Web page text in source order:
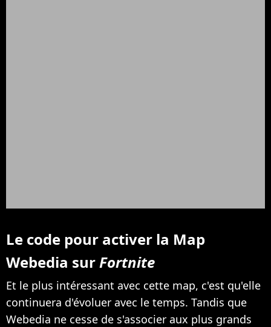
Le code pour activer la Map
Webedia surFortnite
Et le plus intéressant avec cette map, c'est qu'elle
continuera d'évoluer avec le temps. Tandis que
Webedia ne cesse de s'associer aux plus grands